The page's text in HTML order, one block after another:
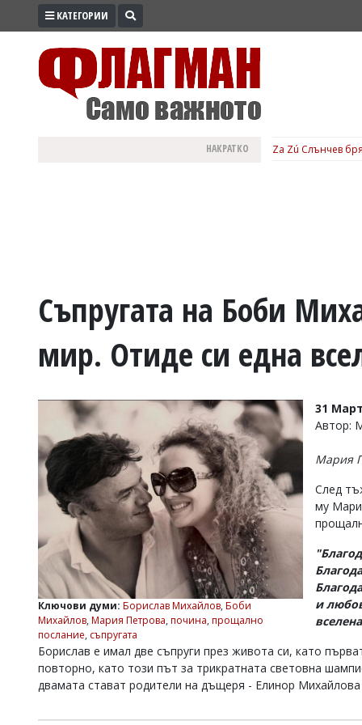
ПРОМО
ВОЙНАТА
УКРАЙНА
РАЗСЛЕДВАНЕ
БИЗНЕС
Управители:
Василев,
v.vasilev@flagman.bg
Касабова,
k.kassabova@flagman.bg
Главен
редактор:
КАТЕГОРИИ
НАКРАТКО Za Zú Слънчев
Съпругата на Боби
мир. Отиде си една
Ключови думи: Борислав Михайлов, Боби
Михайлов, Мария Петрова, почина, прощално
послание, съпругата
31
Автор:
Мария
След
му
и
Борислав е имал две съпруги през живота си, като
повторно, като този път за трикратната световна
двамата стават родители на дъщеря - Елинор